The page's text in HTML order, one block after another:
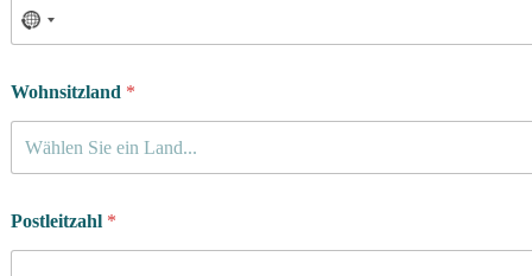
Wohnsitzland *
Wählen Sie ein Land...
Postleitzahl *